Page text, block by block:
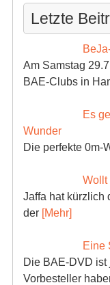
Letzte
Am Samstag
BAE-Clubs in
Es
Wunder
Die perfekte 0m-
Wollt
Jaffa hat kürzlich
der [Mehr]
Eine
Die BAE-DVD ist
Vorbesteller